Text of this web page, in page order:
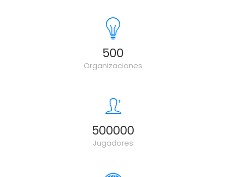
500
Organizaciones
500000
Jugadores